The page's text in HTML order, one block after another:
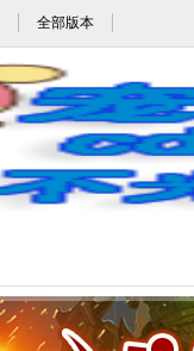
全部版本